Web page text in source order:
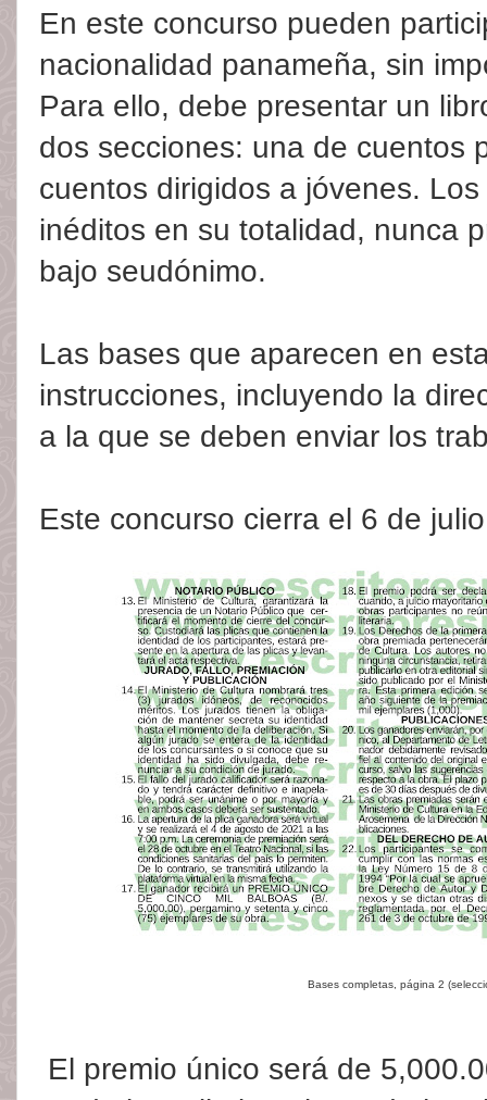
En este concurso pueden
nacionalidad panameña, sin
Para ello, debe presentar un
dos secciones: una de cuentos
cuentos dirigidos a jóvenes.
inéditos en su totalidad, nunca
bajo seudónimo.
Las bases que aparecen en
instrucciones, incluyendo la
a la que se deben enviar los
Este concurso cierra el 6 de
Bases completas, página 2
El premio único será de